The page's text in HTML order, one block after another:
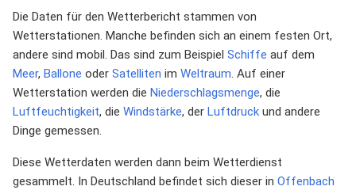
Die Daten für den Wetterbericht stammen von
Wetterstationen. Manche befinden sich an einem festen Ort,
andere sind mobil. Das sind zum Beispiel Schiffe auf dem
Meer, Ballone oder Satelliten im Weltraum. Auf einer
Wetterstation werden die Niederschlagsmenge, die
Luftfeuchtigkeit, die Windstärke, der Luftdruck und andere
Dinge gemessen.
Diese Wetterdaten werden dann beim Wetterdienst
gesammelt. In Deutschland befindet sich dieser in Offenbach